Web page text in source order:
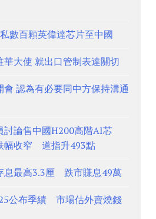
數百顆英偉達芯片至中國
華大使 就出口管制表達關切
會 認為有必要同中方保持溝通
討論售中國H200高階AI芯
收窄 道指升493點
息最高3.3厘 跌市賺息49萬
公布季績 市場估外賣燒錢